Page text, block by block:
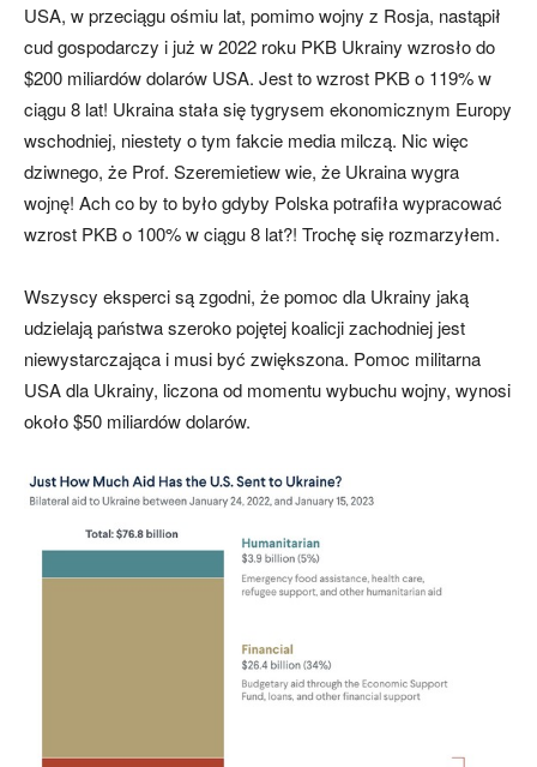
USA, w przeciągu ośmiu lat, pomimo wojny z Rosja, nastąpił
cud gospodarczy i już w 2022 roku PKB Ukrainy wzrosło do
$200 miliardów dolarów USA. Jest to wzrost PKB o 119% w
ciągu 8 lat! Ukraina stała się tygrysem ekonomicznym Europy
wschodniej, niestety o tym fakcie media milczą. Nic więc
dziwnego, że Prof. Szeremietiew wie, że Ukraina wygra
wojnę! Ach co by to było gdyby Polska potrafiła wypracować
wzrost PKB o 100% w ciągu 8 lat?! Trochę się rozmarzyłem.
Wszyscy eksperci są zgodni, że pomoc dla Ukrainy jaką
udzielają państwa szeroko pojętej koalicji zachodniej jest
niewystarczająca i musi być zwiększona. Pomoc militarna
USA dla Ukrainy, liczona od momentu wybuchu wojny, wynosi
około $50 miliardów dolarów.